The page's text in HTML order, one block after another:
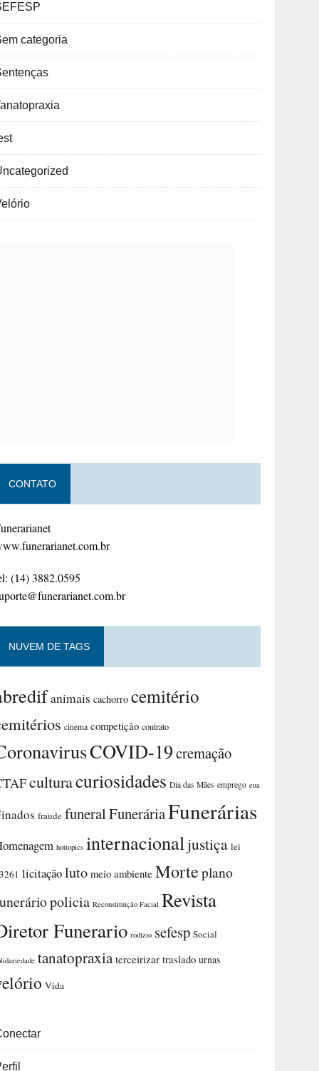
categoria
CONTATO
(14) 3882.0595
NUVEM DE TAGS
animais cachorro cemitério
cinema competição contrato
COVID-19cremação
culturacuriosidades Dia das Mães emprego eua
fraude funeralFuneráriaFunerárias
hottopics internacionaljustiça lei
licitaçãoluto meio ambiente Morteplano
policia Reconstituição Facial Revista
Funerario rodízio sefesp Social
tanatopraxia terceirizar traslado urnas
Vida